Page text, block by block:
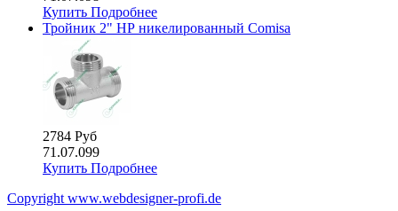
Купить Подробнее
Тройник 2" НР никелированный Comisa
2784 Руб
71.07.099
Купить Подробнее
Copyright www.webdesigner-profi.de